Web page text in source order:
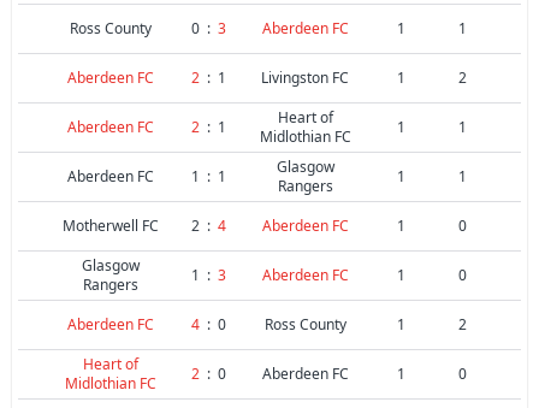
Ross County 0 : 3 Aberdeen FC 1 1
Aberdeen FC 2 : 1 Livingston FC 1 2
Aberdeen FC 2 : 1
Heart of
Midlothian FC
1 1
Aberdeen FC 1 : 1
Glasgow
Rangers
1 1
Motherwell FC 2 : 4 Aberdeen FC 1
0
Glasgow
Rangers
1 : 3 Aberdeen FC 1 0
Aberdeen FC 4 : 0 Ross County 1
2
Heart of
Midlothian FC
2 : 0 Aberdeen FC 1 0